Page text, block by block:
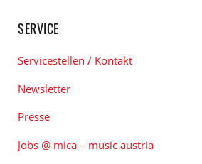
SERVICE
Servicestellen / Kontakt
Newsletter
Presse
Jobs @ mica – music austria